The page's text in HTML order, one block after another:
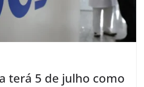
terá 5 de julho como